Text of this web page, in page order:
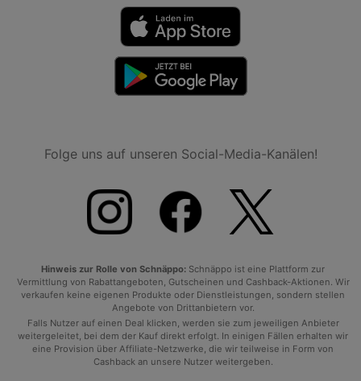
Folge uns auf unseren Social-Media-Kanälen!
Hinweis zur Rolle von Schnäppo: Schnäppo ist eine Plattform zur
Vermittlung von Rabattangeboten, Gutscheinen und Cashback-Aktionen. Wir
verkaufen keine eigenen Produkte oder Dienstleistungen, sondern stellen
Angebote von Drittanbietern vor.
Falls Nutzer auf einen Deal klicken, werden sie zum jeweiligen Anbieter
weitergeleitet, bei dem der Kauf direkt erfolgt. In einigen Fällen erhalten wir
eine Provision über Affiliate-Netzwerke, die wir teilweise in Form von
Cashback an unsere Nutzer weitergeben.